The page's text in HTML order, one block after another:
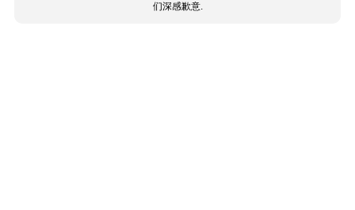
们深感歉意.